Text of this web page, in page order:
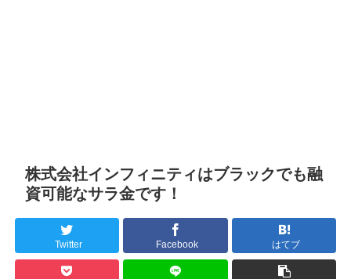
株式会社インフィニティはブラックでも融
資可能なサラ金です！
Twitter Facebook はてブ